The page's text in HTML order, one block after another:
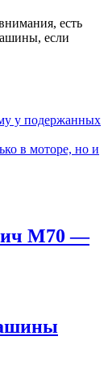
есть
если
у подержанных
в моторе, но и
М70 —